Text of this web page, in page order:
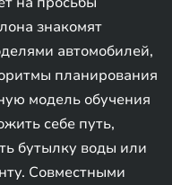
знакомят
автомобилей,
планирования
модель обучения
себе путь,
бутылку воды или
Совместными